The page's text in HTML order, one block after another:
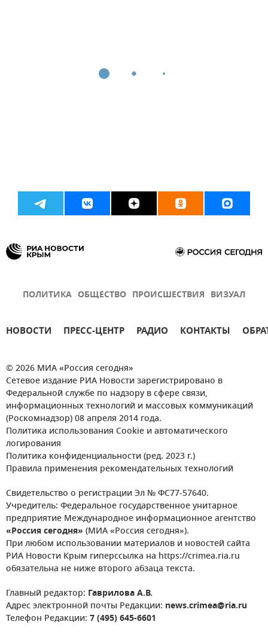
ПОЛИТИКА ОБЩЕСТВО ПРОИСШЕСТВИЯ ВИЗУАЛ
НОВОСТИ ПРЕСС-ЦЕНТР РАДИО КОНТАКТЫ
© 2026 МИА «Россия сегодня»
Сетевое издание РИА Новости зарегистрировано в
Федеральной службе по надзору в сфере связи,
информационных технологий и массовых коммуникаций
(Роскомнадзор) 08 апреля 2014 года.
Политика использования Cookie и автоматического
логирования
Политика конфиденциальности (ред. 2023 г.)
Правила применения рекомендательных технологий
Свидетельство о регистрации Эл № ФС77-57640.
Учредитель: Федеральное государственное унитарное
предприятие Международное информационное агентство
«Россия сегодня» (МИА «Россия сегодня»).
При любом использовании материалов и новостей сайта
РИА Новости Крым гиперссылка на https://crimea.ria.ru
обязательна не ниже второго абзаца текста.
Главный редактор: Гаврилова А.В.
Адрес электронной почты Редакции: news.crimea@ria.ru
Телефон Редакции: 7 (495) 645-6601